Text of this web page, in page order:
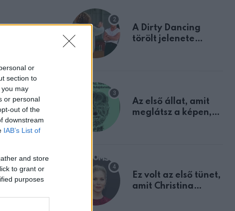
or
section to
may
or personal
out of the
downstream
IAB’s List of
and store
to grant or
purposes
A Dirty Dancing
törölt jelenete
Az első állat, amit
meglátsz a képen,
Ez volt az első tünet,
amit Christina